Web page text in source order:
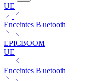
UE
Enceintes Bluetooth
EPICBOOM
UE
Enceintes Bluetooth